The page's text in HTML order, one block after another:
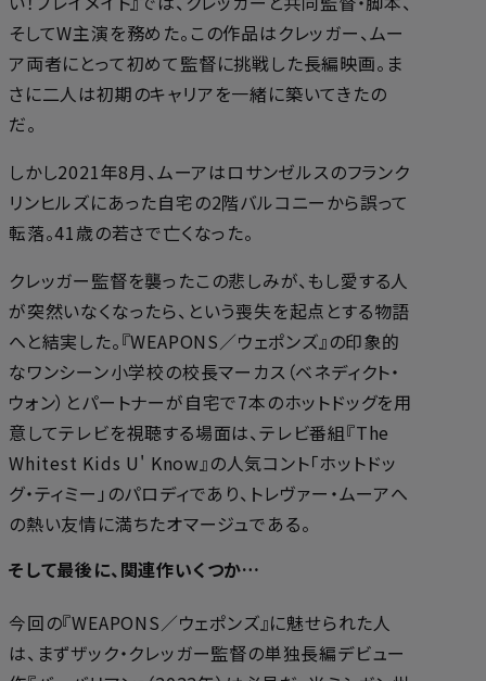
そしてW主演を務めた。この作品はクレッガー、ムー
ア両者にとって初めて監督に挑戦した長編映画。ま
さに二人は初期のキャリアを一緒に築いてきたの
だ。
しかし2021年8月、ムーアはロサンゼルスのフランク
リンヒルズにあった自宅の2階バルコニーから誤って
転落。41歳の若さで亡くなった。
クレッガー監督を襲ったこの悲しみが、もし愛する人
が突然いなくなったら、という喪失を起点とする物語
へと結実した。『WEAPONS／ウェポンズ』の印象的
なワンシーン――小学校の校長マーカス（ベネディクト・
ウォン）とパートナーが自宅で7本のホットドッグを用
意してテレビを視聴する場面は、テレビ番組『The
Whitest Kids U' Know』の人気コント「ホットドッ
グ・ティミー」のパロディであり、トレヴァー・ムーアへ
の熱い友情に満ちたオマージュである。
そして最後に、関連作いくつか…
今回の『WEAPONS／ウェポンズ』に魅せられた人
は、まずザック・クレッガー監督の単独長編デビュー